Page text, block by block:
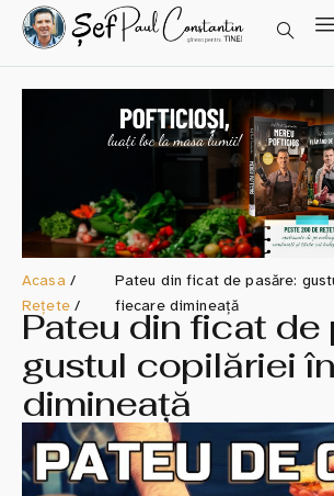
Acasa/
Rețete/
Pateu din ficat de pasăre:
fiecare dimineață
Pateu din ficat de
gustul copilăriei
dimineață